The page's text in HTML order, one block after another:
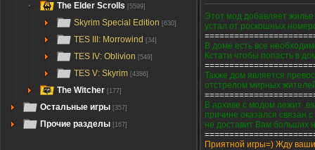
The Elder Scrolls [5599]
Skyrim Special Edition [630]
TES III: Morrowind [34]
TES IV: Oblivion [549]
TES V: Skyrim [4386]
The Witcher [177]
Остальные игры [357]
Прочие разделы [167]
Этот мод добавляет
устал от роскошных
В доме есть все
Кстати чтобы попасть в
Также дом является
отстрелом мирных
В архиве с модом лежит
причине оказался связан
не доставит Вам больших
Приятной игры=) Жду